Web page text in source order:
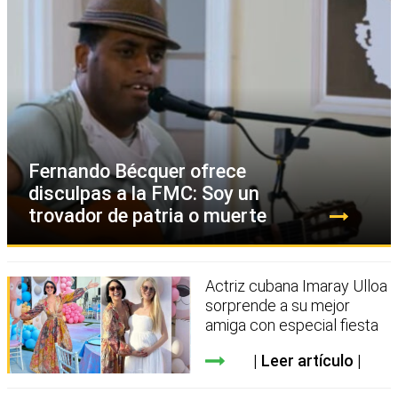
Fernando Bécquer ofrece
disculpas a la FMC: Soy un
trovador de patria o muerte
Actriz cubana Imaray Ulloa
sorprende a su mejor
amiga con especial fiesta
Leer artículo